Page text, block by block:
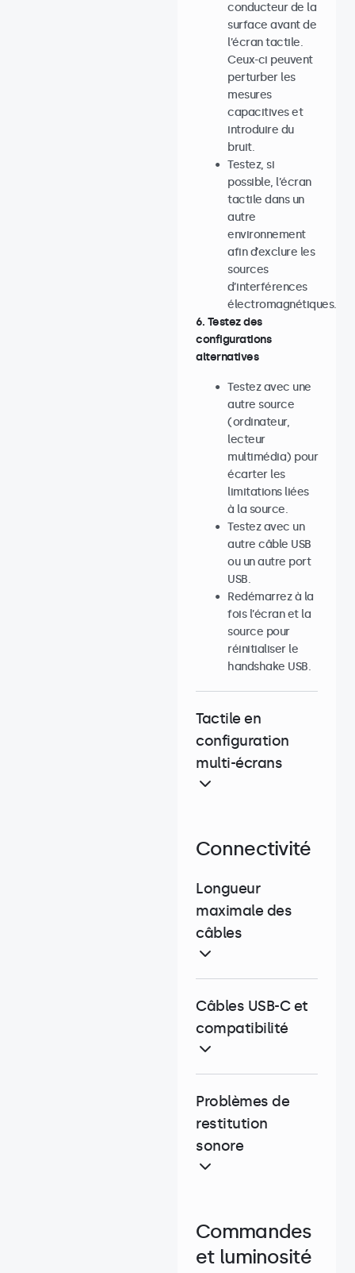
conducteur de la
surface avant de
l’écran tactile.
Ceux-ci peuvent
perturber les
mesures
capacitives et
introduire du
bruit.
Testez, si
possible, l’écran
tactile dans un
autre
environnement
afin d’exclure les
sources
d’interférences
électromagnétiques.
6. Testez des
configurations
alternatives
Testez avec une
autre source
(ordinateur,
lecteur
multimédia) pour
écarter les
limitations liées
à la source.
Testez avec un
autre câble USB
ou un autre port
USB.
Redémarrez à la
fois l’écran et la
source pour
réinitialiser le
handshake USB.
Tactile en
configuration
multi-écrans
Connectivité
Longueur
maximale des
câbles
Câbles USB-C et
compatibilité
Problèmes de
restitution
sonore
Commandes
et luminosité